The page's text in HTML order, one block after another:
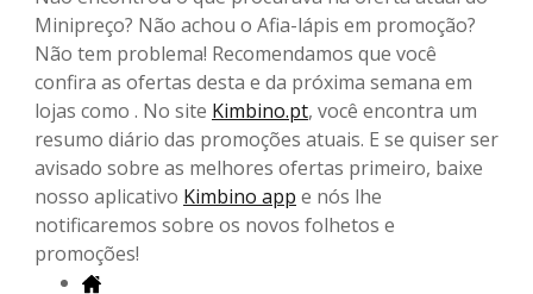
Minipreço? Não achou o Afia-lápis em promoção?
Não tem problema! Recomendamos que você
confira as ofertas desta e da próxima semana em
lojas como . No site Kimbino.pt, você encontra um
resumo diário das promoções atuais. E se quiser ser
avisado sobre as melhores ofertas primeiro, baixe
nosso aplicativo Kimbino app e nós lhe
notificaremos sobre os novos folhetos e
promoções!